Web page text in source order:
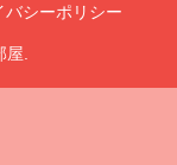
バシーポリシー
.